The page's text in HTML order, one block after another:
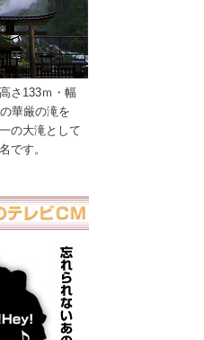
さ133ｍ・幅
華厳の滝を
の大滝として
です。